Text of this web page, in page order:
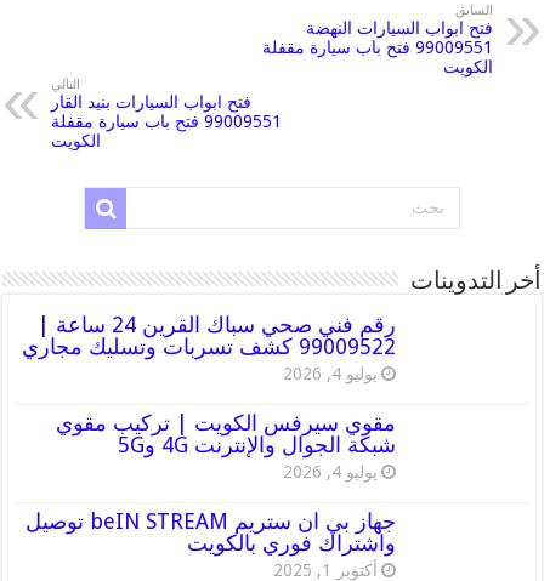
السابق
فتح ابواب السيارات النهضة
99009551 فتح باب سيارة مقفلة
الكويت
التالي
فتح ابواب السيارات بنيد القار
99009551 فتح باب سيارة مقفلة
الكويت
أخر التدوينات
رقم فني صحي سباك القرين 24 ساعة |
99009522 كشف تسربات وتسليك مجاري
يوليو 4, 2026
مقوي سيرفس الكويت | تركيب مقوي
شبكة الجوال والإنترنت 4G و5G
يوليو 4, 2026
جهاز بي ان ستريم beIN STREAM توصيل
واشتراك فوري بالكويت
أكتوبر 1, 2025